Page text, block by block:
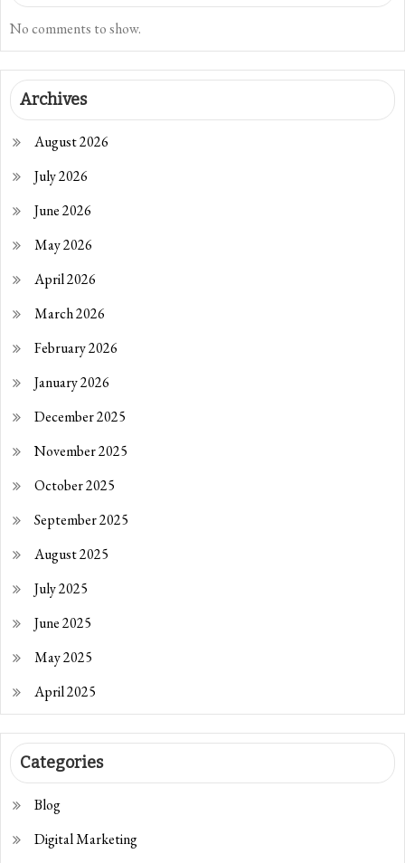
No comments to show.
Archives
August 2026
July 2026
June 2026
May 2026
April 2026
March 2026
February 2026
January 2026
December 2025
November 2025
October 2025
September 2025
August 2025
July 2025
June 2025
May 2025
April 2025
Categories
Blog
Digital Marketing